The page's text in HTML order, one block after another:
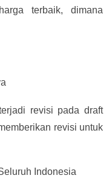
terbaik, dimana
revisi pada draft
revisi untuk
Indonesia